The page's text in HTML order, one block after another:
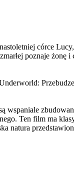
córce
poznaje żonę
Ten film ma
natura